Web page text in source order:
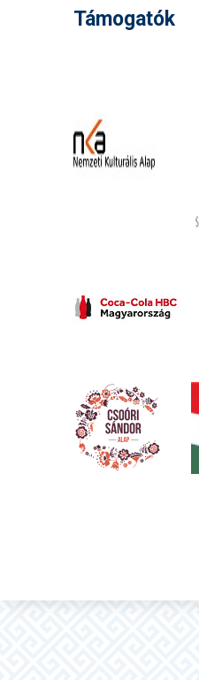
Támogatók